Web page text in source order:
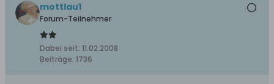
mottlau1
Forum-Teilnehmer
Dabei seit: 11.02.2008
Beiträge: 1736